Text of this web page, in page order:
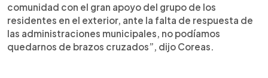
comunidad con el gran apoyo del grupo de los
residentes en el exterior, ante la falta de respuesta de
las administraciones municipales, no podíamos
quedarnos de brazos cruzados”, dijo Coreas.